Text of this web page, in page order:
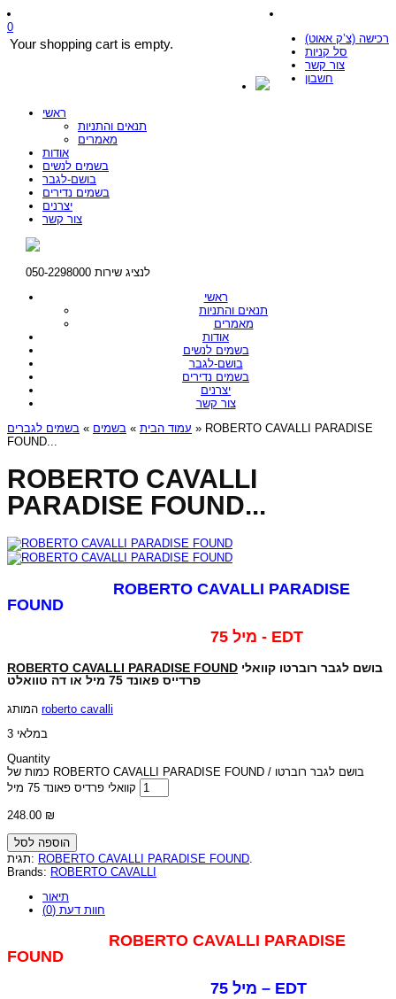
רכישה (צ’ק אאוט)
סל קניות
צור קשר
חשבון
0
Your shopping cart is empty.
ראשי
תנאים והתניות
מאמרים
אודות
בשמים לנשים
בושם-לגבר
בשמים נדירים
יצרנים
צור קשר
לנציג שירות 050-2298000
ראשי
תנאים והתניות
מאמרים
אודות
בשמים לנשים
בושם-לגבר
בשמים נדירים
יצרנים
צור קשר
עמוד הבית » בשמים » בשמים לגברים
» ROBERTO CAVALLI PARADISE
FOUND...
ROBERTO CAVALLI
PARADISE FOUND...
ROBERTO CAVALLI PARADISE
FOUND
75 מיל - EDT
ROBERTO CAVALLI PARADISE FOUND בושם לגבר רוברטו קוואלי
פרדייס פאונד
roberto cavalli
3 במלאי
Quantity
כמות של ROBERTO CAVALLI PARADISE FOUND / בושם לגבר רוברטו
קוואלי פרדיס פאונד 75 מיל
248.00 ₪
הוספה לסל
תגית: ROBERTO CAVALLI PARADISE FOUND.
Brands: ROBERTO CAVALLI
תיאור
חוות דעת (0)
ROBERTO CAVALLI PARADISE
FOUND
75 מיל – EDT